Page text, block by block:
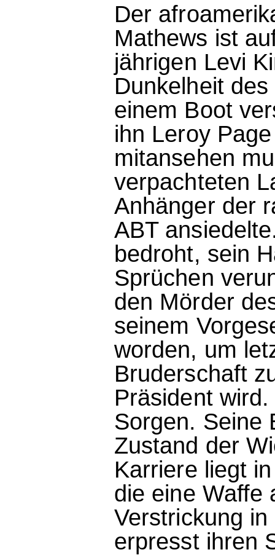
Der
Mathews ist
jährigen Levi
Dunkelheit
einem Boot
ihn Leroy
mitansehen
verpachteten
Anhänger der
ABT
bedroht, sein
Sprüchen
den Mörder
seinem
worden, um
Bruderschaft
Präsident
Sorgen. Seine
Zustand der
Karriere liegt
die eine Waffe
Verstrickung
erpresst ihren